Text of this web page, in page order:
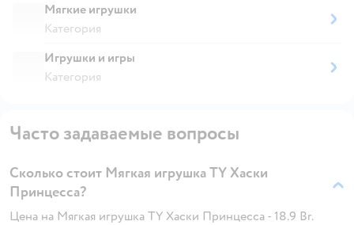
Мягкие игрушки
Категория
Игрушки и игры
Категория
Часто задаваемые вопросы
Сколько стоит Мягкая игрушка TY Хаски
Принцесса?
Цена на Мягкая игрушка TY Хаски Принцесса - 18.9 Br.